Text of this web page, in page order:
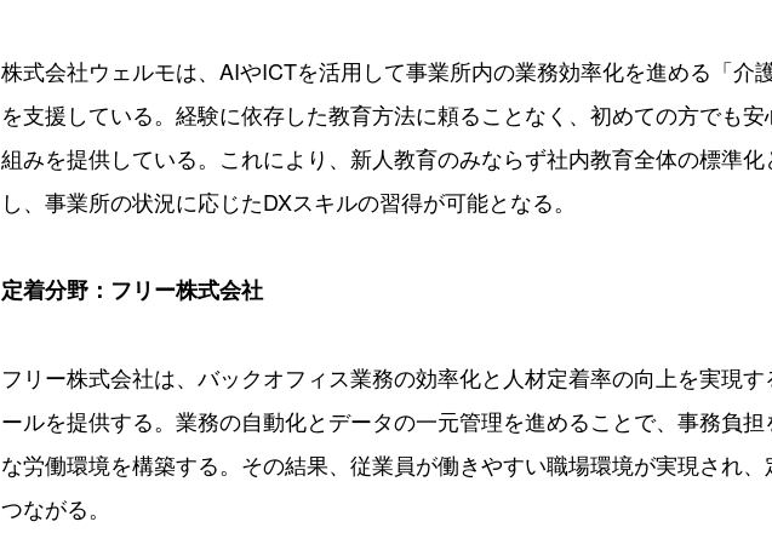
株式会社ウェルモは、AIやICTを活用して事業所内の業務効率化を進める「介
を支援している。経験に依存した教育方法に頼ることなく、初めての方でも
組みを提供している。これにより、新人教育のみならず社内教育全体の標準
し、事業所の状況に応じたDXスキルの習得が可能となる。
定着分野：フリー株式会社
フリー株式会社は、バックオフィス業務の効率化と人材定着率の向上を実現
ールを提供する。業務の自動化とデータの一元管理を進めることで、事務負
な労働環境を構築する。その結果、従業員が働きやすい職場環境が実現され、
つながる。